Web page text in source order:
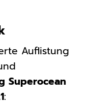
Auflistung
Superocean
: